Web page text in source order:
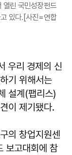
열린 국민성장펀드
있다.[사진=연합
우리 경제의 신
기 위해서는
설계(팹리스)
이 제기됐다.
의 창업지원센
보고대회에 참